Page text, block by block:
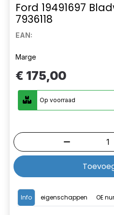
Ford 19491697
7936118
EAN:
Info eigenschappen OE
Marge
€ 175,00
Op voorraad